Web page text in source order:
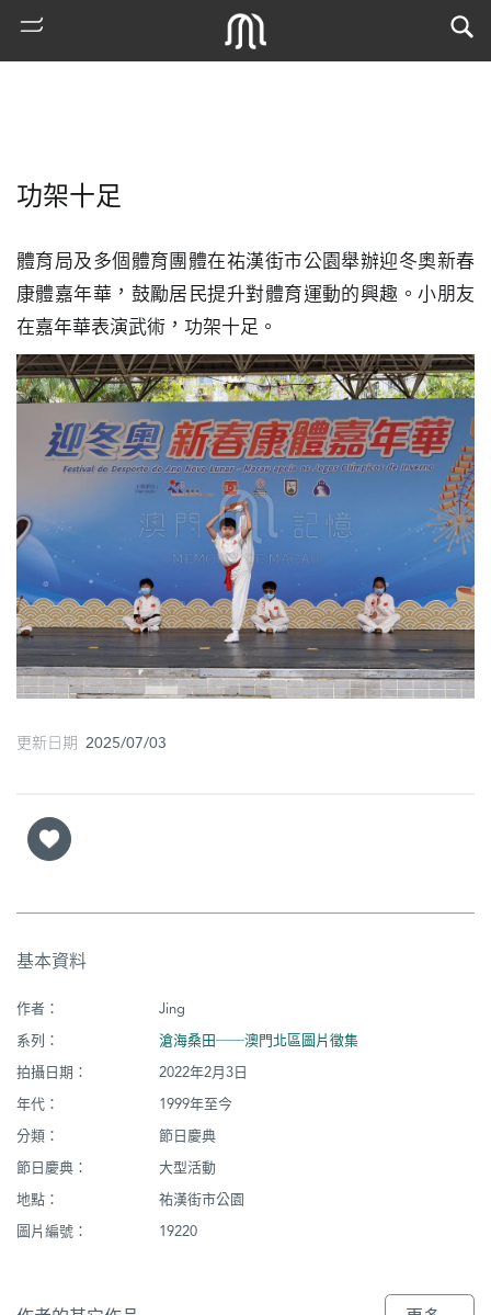
門
搜
圖
閣
寺
廟
士
功架十足
體育局及多個體育團體在祐漢街市公園舉辦迎冬奧新春
康體嘉年華，鼓勵居民提升對體育運動的興趣。小朋友
在嘉年華表演武術，功架十足。
更新日期 2025/07/03
基本資料
作者：
Jing
系列：
滄海桑田──澳門北區圖片徵集
拍攝日期：
2022年2月3日
年代：
1999年至今
分類：
節日慶典
節日慶典：
大型活動
地點：
祐漢街市公園
圖片編號：
19220